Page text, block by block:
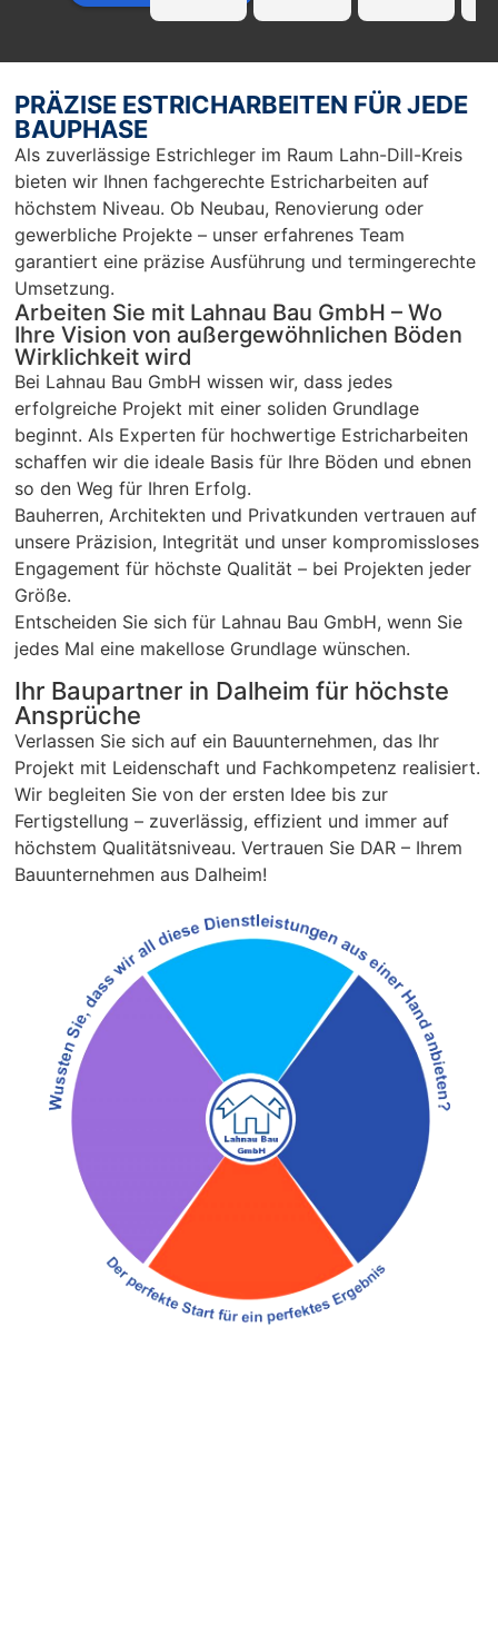
Nur zu
empfeh
len…
PRÄZISE ESTRICHARBEITEN FÜR JEDE
BAUPHASE
Als zuverlässige Estrichleger im Raum Lahn-Dill-Kreis
bieten wir Ihnen fachgerechte Estricharbeiten auf
höchstem Niveau. Ob Neubau, Renovierung oder
gewerbliche Projekte – unser erfahrenes Team
garantiert eine präzise Ausführung und termingerechte
Umsetzung.
Arbeiten Sie mit Lahnau Bau GmbH – Wo
Ihre Vision von außergewöhnlichen Böden
Wirklichkeit wird
Bei Lahnau Bau GmbH wissen wir, dass jedes
erfolgreiche Projekt mit einer soliden Grundlage
beginnt. Als Experten für hochwertige Estricharbeiten
schaffen wir die ideale Basis für Ihre Böden und ebnen
so den Weg für Ihren Erfolg.
Bauherren, Architekten und Privatkunden vertrauen auf
unsere Präzision, Integrität und unser kompromissloses
Engagement für höchste Qualität – bei Projekten jeder
Größe.
Entscheiden Sie sich für Lahnau Bau GmbH, wenn Sie
jedes Mal eine makellose Grundlage wünschen.
Ihr Baupartner in Dalheim für höchste
Ansprüche
Verlassen Sie sich auf ein Bauunternehmen, das Ihr
Projekt mit Leidenschaft und Fachkompetenz realisiert.
Wir begleiten Sie von der ersten Idee bis zur
Fertigstellung – zuverlässig, effizient und immer auf
höchstem Qualitätsniveau. Vertrauen Sie DAR – Ihrem
Bauunternehmen aus Dalheim!